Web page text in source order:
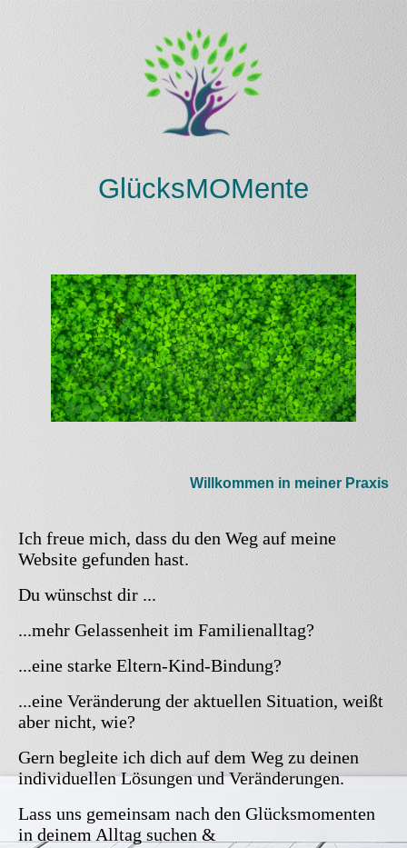
GlücksMOMente
Willkommen in meiner Praxis
Ich freue mich, dass du den Weg auf meine
Website gefunden hast.
Du wünschst dir ...
...mehr Gelassenheit im Familienalltag?
...eine starke Eltern-Kind-Bindung?
...eine Veränderung der aktuellen Situation, weißt
aber nicht, wie?
Gern begleite ich dich auf dem Weg zu deinen
individuellen Lösungen und Veränderungen.
Lass uns gemeinsam nach den Glücksmomenten
in deinem Alltag suchen &